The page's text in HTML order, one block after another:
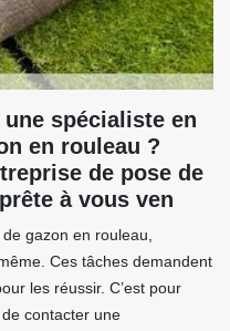
spécialiste en
en rouleau ?
de pose de
à vous ven
gazon en rouleau,
Ces tâches demandent
les réussir. C’est pour
contacter une